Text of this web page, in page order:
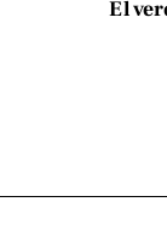
El